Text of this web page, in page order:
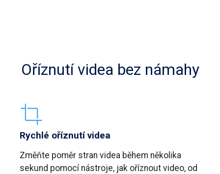
Oříznutí videa bez námahy
Rychlé oříznutí videa
Změňte poměr stran videa během několika
sekund pomocí nástroje, jak oříznout video, od